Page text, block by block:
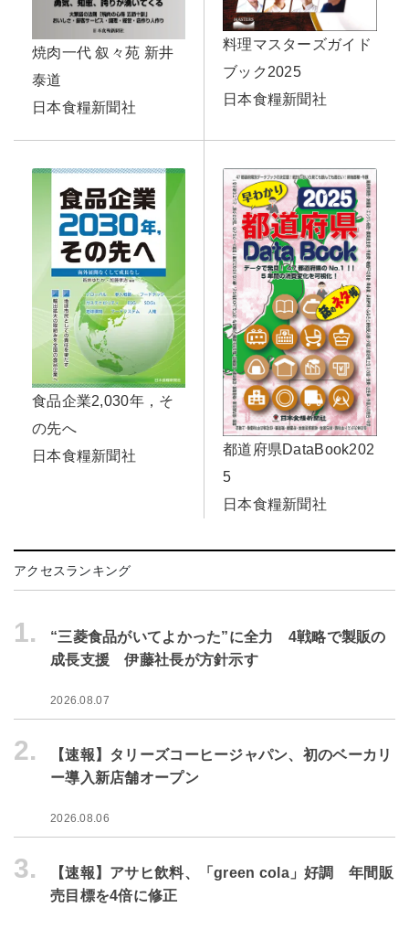
焼肉一代 叙々苑 新井
泰道
日本食糧新聞社
料理マスターズガイド
ブック2025
日本食糧新聞社
食品企業2,030年，そ
の先へ
日本食糧新聞社
都道府県DataBook202
5
日本食糧新聞社
アクセスランキング
1.
“三菱食品がいてよかった”に全力 4戦略で製販の
成長支援 伊藤社長が方針示す
2026.08.07
2.
【速報】タリーズコーヒージャパン、初のベーカリ
ー導入新店舗オープン
2026.08.06
3.
【速報】アサヒ飲料、「green cola」好調 年間販
売目標を4倍に修正